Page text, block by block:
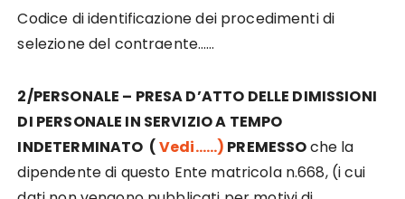
Codice di identificazione dei procedimenti di
selezione del contraente……
2/PERSONALE – PRESA D’ATTO DELLE DIMISSIONI
DI PERSONALE IN SERVIZIO A TEMPO
INDETERMINATO (Vedi……) PREMESSOche la
dipendente di questo Ente matricola n.668, (i cui